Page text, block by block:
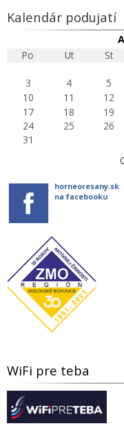
Kalendár podujatí
Po
Ut St
3
4 5
10
11 12
17
18 19
24
25 26
31
horneoresany.sk
na facebooku
WiFi pre teba